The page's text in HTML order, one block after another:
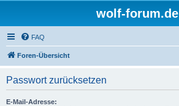
wolf-forum.de
FAQ
Foren-Übersicht
Passwort zurücksetzen
E-Mail-Adresse: